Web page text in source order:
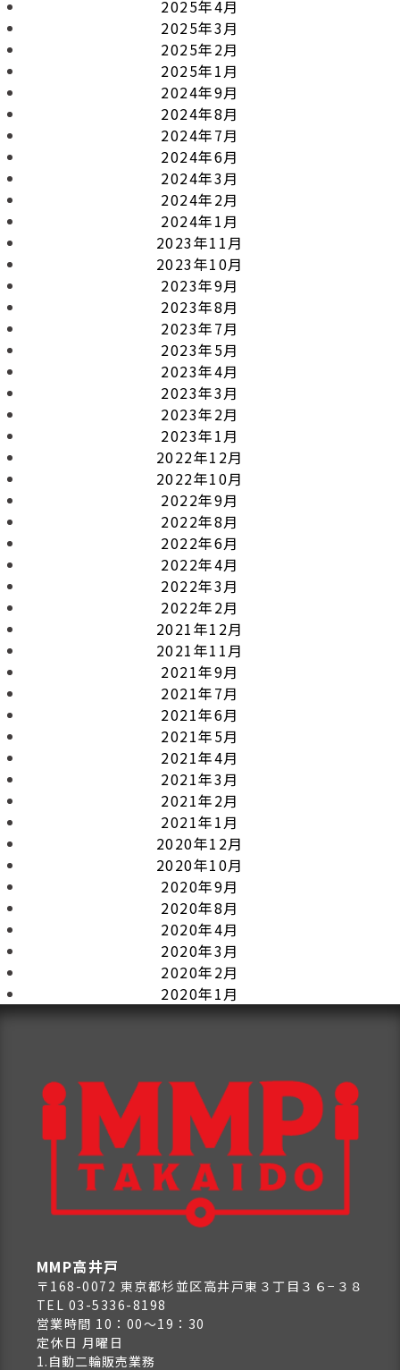
2025年4月
2025年3月
2025年2月
2025年1月
2024年9月
2024年8月
2024年7月
2024年6月
2024年3月
2024年2月
2024年1月
2023年11月
2023年10月
2023年9月
2023年8月
2023年7月
2023年5月
2023年4月
2023年3月
2023年2月
2023年1月
2022年12月
2022年10月
2022年9月
2022年8月
2022年6月
2022年4月
2022年3月
2022年2月
2021年12月
2021年11月
2021年9月
2021年7月
2021年6月
2021年5月
2021年4月
2021年3月
2021年2月
2021年1月
2020年12月
2020年10月
2020年9月
2020年8月
2020年4月
2020年3月
2020年2月
2020年1月
MMP高井戸
〒168-0072 東京都杉並区高井戸東３丁目３６−３８
TEL 03-5336-8198
営業時間 10：00～19：30
定休日 月曜日
1.自動二輪販売業務